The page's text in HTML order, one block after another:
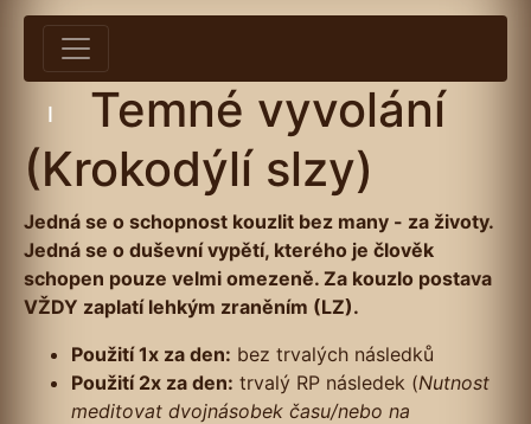
I
Temné vyvolání
(Krokodýlí slzy)
Jedná se o schopnost kouzlit bez many - za životy.
Jedná se o duševní vypětí, kterého je člověk
schopen pouze velmi omezeně. Za kouzlo postava
VŽDY zaplatí lehkým zraněním (LZ).
Použití 1x za den: bez trvalých následků
Použití 2x za den: trvalý RP následek (Nutnost
meditovat dvojnásobek času/nebo na